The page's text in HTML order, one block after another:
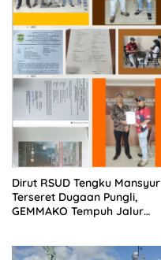
Dirut RSUD Tengku Mansyur
Terseret Dugaan Pungli,
GEMMAKO Tempuh Jalur